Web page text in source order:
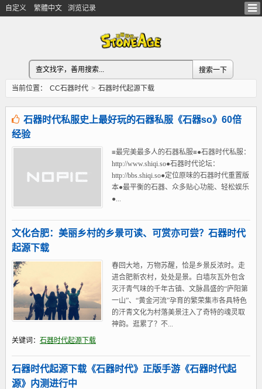
自定义 繁體中文 浏览记录
当前位置： CC石器时代 > 石器时代起源下载
石器时代私服史上最好玩的石器私服《石器so》60倍
经验
≡最完美最多人的石器私服≡●石器时代私服：
http://www.shiqi.so●石器时代论坛：
http://bbs.shiqi.so●定位原味的石器时代重置版
本●最平衡的石器、众多贴心功能、轻松娱乐
●...
文化合肥：美丽乡村的乡景可读、可赏亦可尝？石器时代
起源下载
春回大地，万物苏醒，恰是乡景反浓时。走
进合肥新农村，处处是景。白墙灰瓦外包含
灭汗青气味的千年古镇、文脉昌盛的“庐阳第
一山”、“黄金河流”孕育的繁荣集市各具特色
的汗青文化为村落美景注入了奇特的魂灵取
神韵。逛累了？不...
关键词： 石器时代起源下载
石器时代起源下载《石器时代》正版手游《石器时代起
源》内测进行中